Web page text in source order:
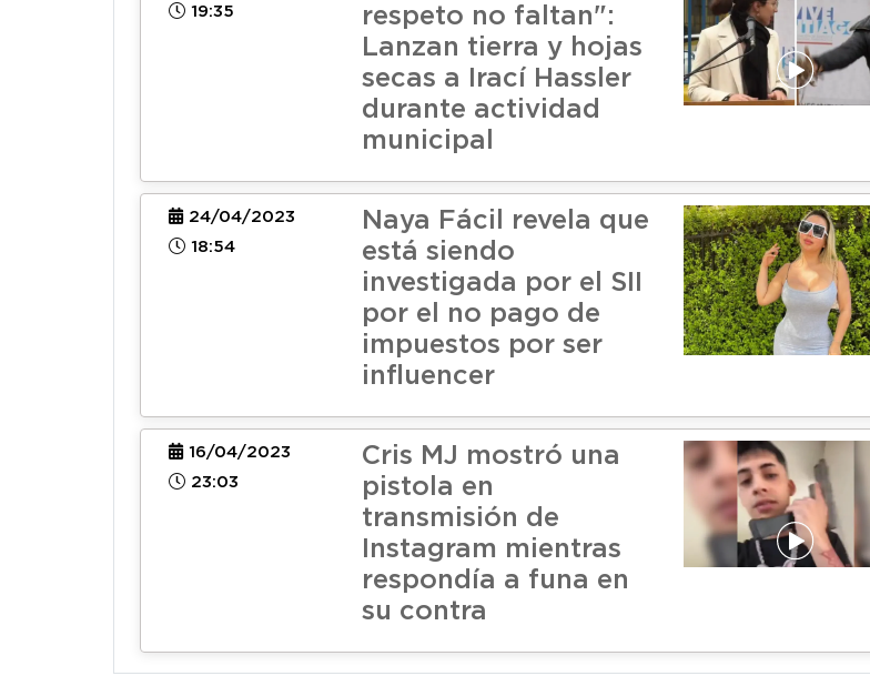
19:35
respeto no faltan":
Lanzan tierra y hojas
secas a Irací Hassler
durante actividad
municipal
24/04/2023
18:54
Naya Fácil revela que
está siendo
investigada por el SII
por el no pago de
impuestos por ser
influencer
16/04/2023
23:03
Cris MJ mostró una
pistola en
transmisión de
Instagram mientras
respondía a funa en
su contra